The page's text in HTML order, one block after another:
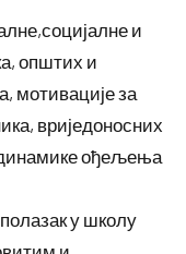
и
општих и
мотивације за
вриједоносних
динамике ођељења
у школу